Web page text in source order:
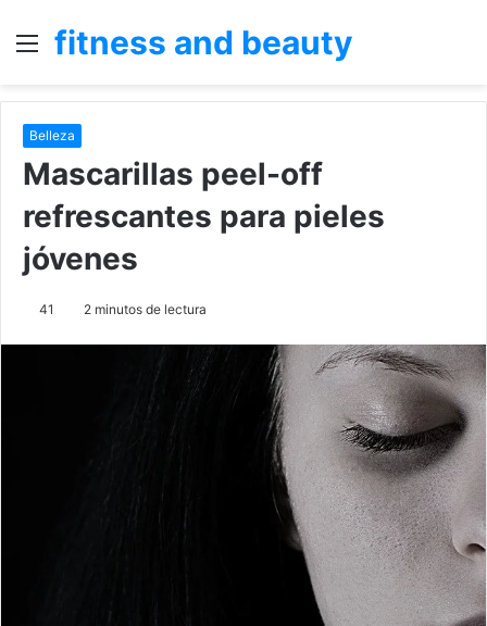
Menú
fitness and beauty
Belleza
Mascarillas peel-off
refrescantes para pieles
jóvenes
41 2 minutos de lectura